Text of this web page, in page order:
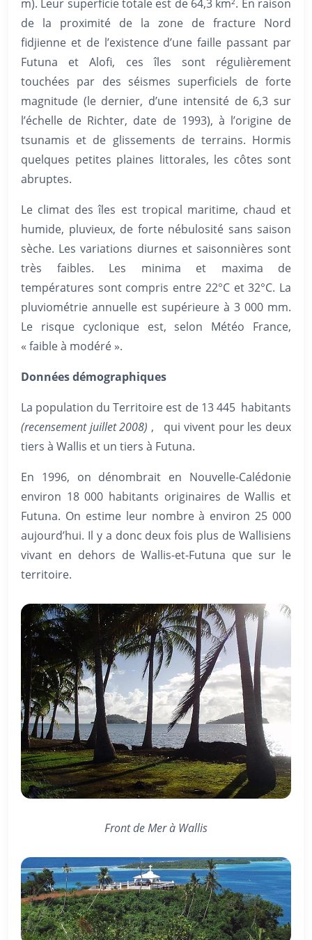
m). Leur superficie totale est de 64,3 km². En raison
de la proximité de la zone de fracture Nord
fidjienne et de l’existence d’une faille passant par
Futuna et Alofi, ces îles sont régulièrement
touchées par des séismes superficiels de forte
magnitude (le dernier, d’une intensité de 6,3 sur
l’échelle de Richter, date de 1993), à l’origine de
tsunamis et de glissements de terrains. Hormis
quelques petites plaines littorales, les côtes sont
abruptes.
Le climat des îles est tropical maritime, chaud et
humide, pluvieux, de forte nébulosité sans saison
sèche. Les variations diurnes et saisonnières sont
très faibles. Les minima et maxima de
températures sont compris entre 22°C et 32°C. La
pluviométrie annuelle est supérieure à 3 000 mm.
Le risque cyclonique est, selon Météo France,
« faible à modéré ».
Données démographiques
La population du Territoire est de 13 445 habitants
(recensement juillet 2008) , qui vivent pour les deux
tiers à Wallis et un tiers à Futuna.
En 1996, on dénombrait en Nouvelle-Calédonie
environ 18 000 habitants originaires de Wallis et
Futuna. On estime leur nombre à environ 25 000
aujourd’hui. Il y a donc deux fois plus de Wallisiens
vivant en dehors de Wallis-et-Futuna que sur le
territoire.
Front de Mer à Wallis